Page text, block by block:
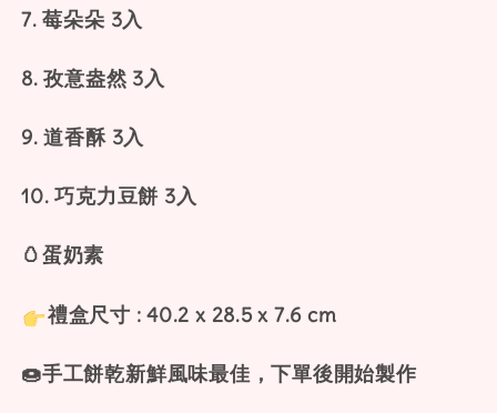
7. 莓朵朵 3入
8. 孜意盎然 3入
9. 道香酥 3入
10. 巧克力豆餅 3入
🥚蛋奶素
禮盒尺寸 : 40.2 x 28.5 x 7.6 cm
🍩手工餅乾新鮮風味最佳，下單後開始製作